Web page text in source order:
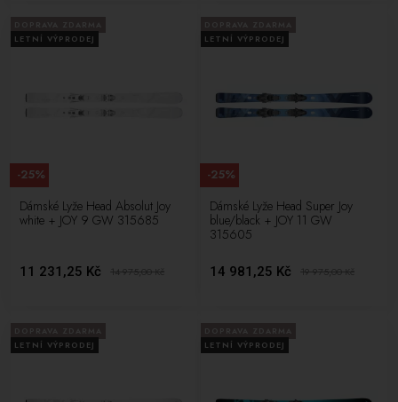
LETNÍ VÝPRODEJ
Dámské Lyže Head Absolut Joy
white + JOY 9 GW 315685
11 231,25 Kč 14 975,00Kč
-25%
LETNÍ VÝPRODEJ
Dámské Lyže Head Super Joy
blue/black + JOY 11 GW
315605
14 981,25 Kč 19 975,00Kč
-25%
LETNÍ VÝPRODEJ
LETNÍ VÝPRODEJ